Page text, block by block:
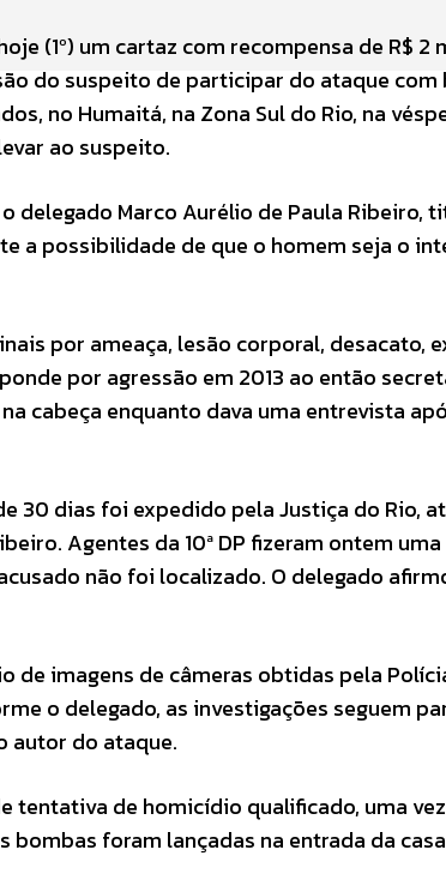
(1º) um cartaz com recompensa de R$ 2
do suspeito de participar do ataque com
no Humaitá, na Zona Sul do Rio, na
ao suspeito.
delegado Marco Aurélio de Paula Ribeiro,
a possibilidade de que o homem seja o
por ameaça, lesão corporal, desacato,
por agressão em 2013 ao então
cabeça enquanto dava uma entrevista
30 dias foi expedido pela Justiça do Rio,
Agentes da 10ª DP fizeram ontem
não foi localizado. O delegado
de imagens de câmeras obtidas pela
o delegado, as investigações seguem
autor do ataque.
tentativa de homicídio qualificado, uma
foram lançadas na entrada da